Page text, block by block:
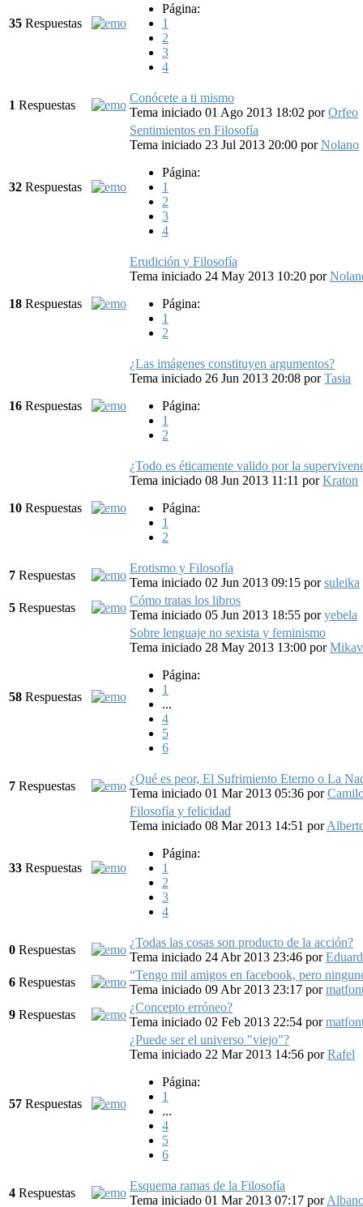
35 Respuestas
Página:
1
2
3
4
1 Respuestas
Conócete a ti mismo
Tema iniciado 01 Ago 2013 18:02 porOrfeo
32 Respuestas
Sentimientos en Filosofía
Tema iniciado 23 Jul 2013 20:00 porNolano
Página:
1
2
3
4
18 Respuestas
Erudición y Filosofía
Tema iniciado 24 May 2013 10:20 por
Página:
1
2
16 Respuestas
¿Las imágenes constituyen argumentos?
Tema iniciado 26 Jun 2013 20:08 porTasia
Página:
1
2
10 Respuestas
¿Todo es éticamente valido por la
Tema iniciado 08 Jun 2013 11:11 porKraton
Página:
1
2
7 Respuestas
Erotismo y Filosofía
Tema iniciado 02 Jun 2013 09:15 porsuleika
5 Respuestas
Cómo tratas los libros
Tema iniciado 05 Jun 2013 18:55 poryebela
58 Respuestas
Sobre lenguaje no sexista y feminismo
Tema iniciado 28 May 2013 13:00 por
Página:
1
...
4
5
6
7 Respuestas
¿Qué es peor, El Sufrimiento Eterno o La
Tema iniciado 01 Mar 2013 05:36 por
33 Respuestas
Filosofía y felicidad
Tema iniciado 08 Mar 2013 14:51 por
Página:
1
2
3
4
0 Respuestas
¿Todas las cosas son producto de la acción?
Tema iniciado 24 Abr 2013 23:46 por
6 Respuestas
“Tengo mil amigos en facebook, pero
Tema iniciado 09 Abr 2013 23:17 por
9 Respuestas
¿Concepto erróneo?
Tema iniciado 02 Feb 2013 22:54 por
57 Respuestas
¿Puede ser el universo "viejo"?
Tema iniciado 22 Mar 2013 14:56 porRafel
Página:
1
...
4
5
6
4 Respuestas
Esquema ramas de la Filosofía
Tema iniciado 01 Mar 2013 07:17 por